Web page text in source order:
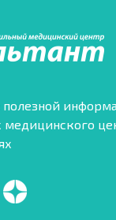
полезной
медицинского